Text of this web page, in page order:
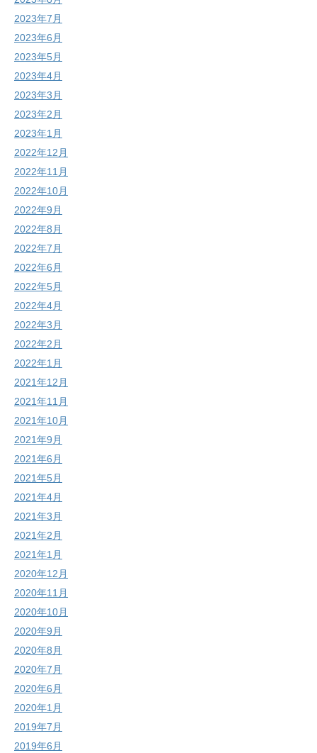
2023年7月
2023年6月
2023年5月
2023年4月
2023年3月
2023年2月
2023年1月
2022年12月
2022年11月
2022年10月
2022年9月
2022年8月
2022年7月
2022年6月
2022年5月
2022年4月
2022年3月
2022年2月
2022年1月
2021年12月
2021年11月
2021年10月
2021年9月
2021年6月
2021年5月
2021年4月
2021年3月
2021年2月
2021年1月
2020年12月
2020年11月
2020年10月
2020年9月
2020年8月
2020年7月
2020年6月
2020年1月
2019年7月
2019年6月